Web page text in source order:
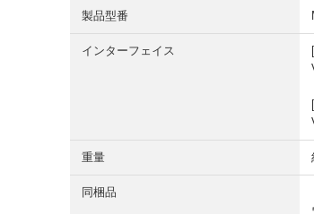
製品型番
インターフェイス
重量
同梱品